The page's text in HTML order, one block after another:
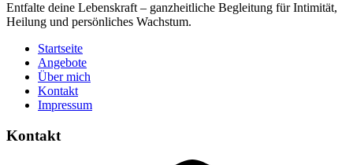
Entfalte deine Lebenskraft – ganzheitliche Begleitung für Intimität,
Heilung und persönliches Wachstum.
Startseite
Angebote
Über mich
Kontakt
Impressum
Kontakt